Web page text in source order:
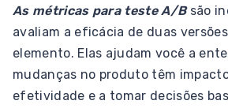
As métricas para teste A/Bsão
avaliam a eficácia de duas
elemento. Elas ajudam você a
mudanças no produto têm
efetividade e a tomar decisões